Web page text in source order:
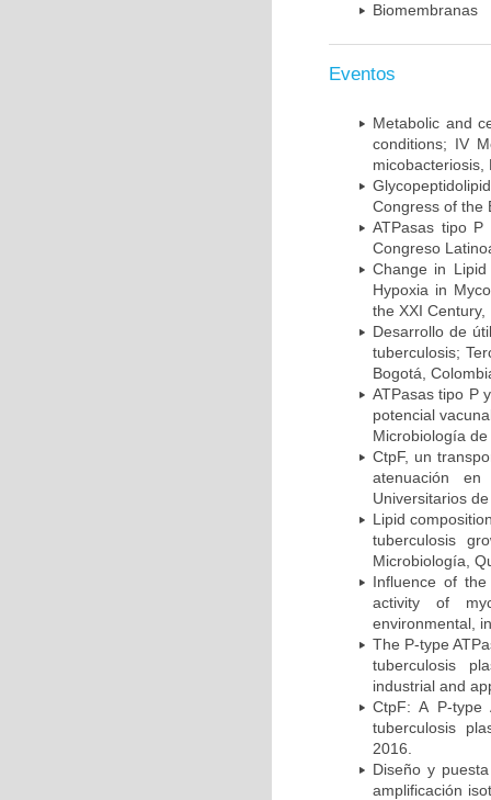
Biomembranas
Eventos
Metabolic and
conditions; IV
micobacteriosis,
Congress of the
ATPasas tipo P
Congreso
Change in
Hypoxia in
the XXI
Desarrollo de
tuberculosis;
Bogotá,
ATPasas tipo P
potencial
Microbiología
CtpF, un
atenuación
Universitarios
Lipid
tuberculosis
Microbiología,
Influence of the
activity of
environmental,
The P-type
tuberculosis
industrial and
CtpF: A P-type
tuberculosis
2016.
Diseño y
amplificación